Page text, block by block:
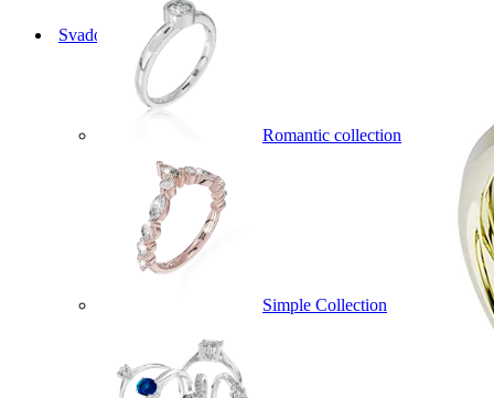
Svadobné obrúčky
Romantic collection
Simple Collection